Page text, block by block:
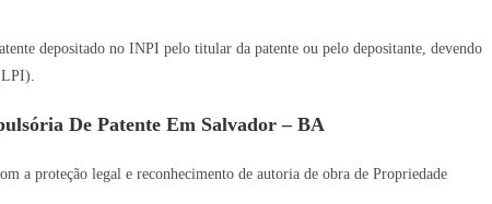
depositado no INPI pelo titular da patente ou pelo depositante, devendo
De Patente Em Salvador – BA
a proteção legal e reconhecimento de autoria de obra de Propriedade